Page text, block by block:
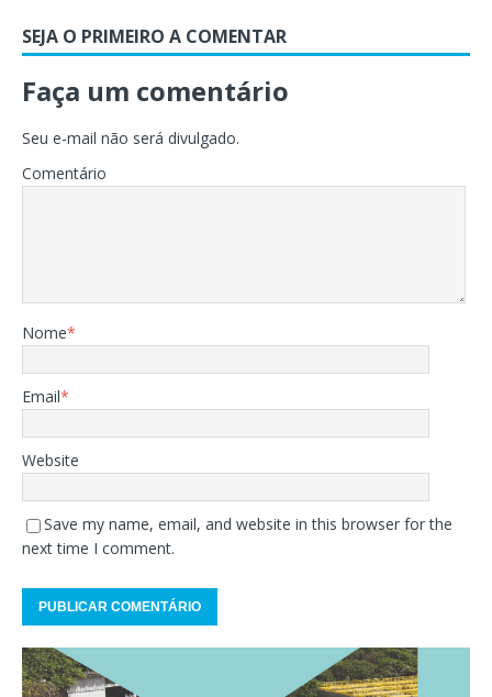
SEJA O PRIMEIRO A COMENTAR
Faça um comentário
Seu e-mail não será divulgado.
Comentário
Nome*
Email*
Website
Save my name, email, and website in this browser for the
next time I comment.